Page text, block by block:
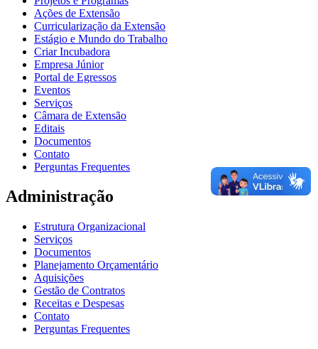
Ações de Extensão
Curricularização da Extensão
Estágio e Mundo do Trabalho
Criar Incubadora
Empresa Júnior
Portal de Egressos
Eventos
Serviços
Câmara de Extensão
Editais
Documentos
Contato
Perguntas Frequentes
Administração
Estrutura Organizacional
Serviços
Documentos
Planejamento Orçamentário
Aquisições
Gestão de Contratos
Receitas e Despesas
Contato
Perguntas Frequentes